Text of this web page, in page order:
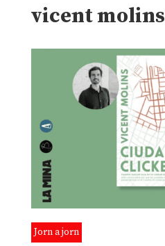
vicent molins
Jorn a jorn